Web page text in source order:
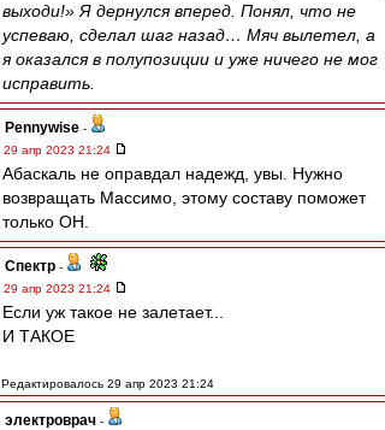
выходи!» Я дернулся вперед. Понял, что не
успеваю, сделал шаг назад… Мяч вылетел, а
я оказался в полупозиции и уже ничего не мог
исправить.
Pennywise -
29 апр 2023 21:24
Абаскаль не оправдал надежд, увы. Нужно
возвращать Массимо, этому составу поможет
только ОН.
Спектр -
29 апр 2023 21:24
Если уж такое не залетает...
И ТАКОЕ
Редактировалось 29 апр 2023 21:24
электроврач -